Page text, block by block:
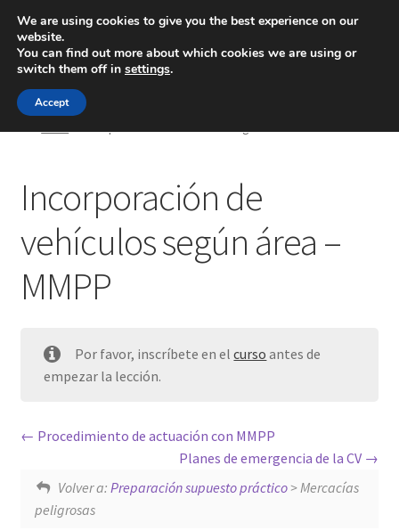
Inicio
Ingeniería
Contacto
Incorporación de
vehículos según área –
MMPP
Por favor, inscríbete en elcurso antes de
empezar la lección.
Procedimiento de actuación con MMPP
Planes de emergencia de la CV
Volver a: Preparación supuesto práctico> Mercacías
peligrosas
We are using cookies to give you the best experience on our
website.
You can find out more about which cookies we are using or
switch them off in settings.
Accept